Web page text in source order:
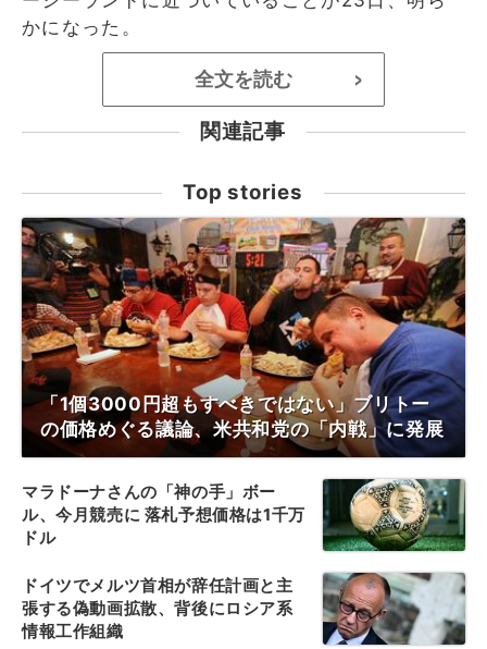
かになった。
全文を読む >
関連記事
Top stories
「1個3000円超もすべきではない」ブリトー
の価格めぐる議論、米共和党の「内戦」に発展
マラドーナさんの「神の手」ボー
ル、今月競売に 落札予想価格は1千万
ドル
ドイツでメルツ首相が辞任計画と主
張する偽動画拡散、背後にロシア系
情報工作組織